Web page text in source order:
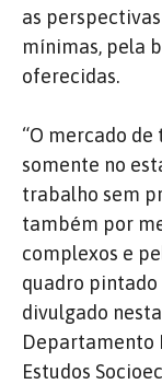
as
mínimas, pela
oferecidas.
“O mercado
somente no
trabalho sem
também por
complexos e
quadro
divulgado
Departamento
Estudos